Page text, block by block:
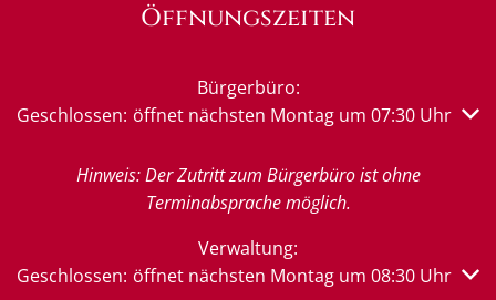
Öffnungszeiten
Bürgerbüro:
Klicken, um weitere Öffnungs- oder Schließzeiten
Geschlossen: öffnet nächsten Montag um 07:30 Uhr
Hinweis: Der Zutritt zum Bürgerbüro ist ohne
Terminabsprache möglich.
Verwaltung:
Klicken, um weitere Öffnungs- oder Schließzeiten
Geschlossen: öffnet nächsten Montag um 08:30 Uhr